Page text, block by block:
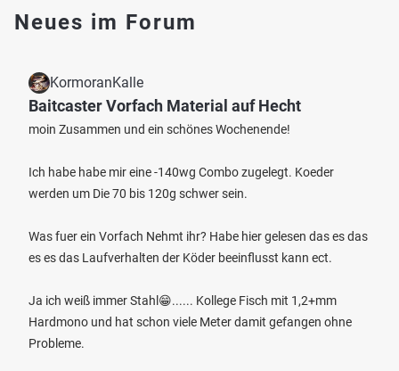
Neues im Forum
KormoranKalle
Baitcaster Vorfach Material auf Hecht
moin Zusammen und ein schönes Wochenende!
Ich habe habe mir eine -140wg Combo zugelegt. Koeder
werden um Die 70 bis 120g schwer sein.
Was fuer ein Vorfach Nehmt ihr? Habe hier gelesen das es das
es es das Laufverhalten der Köder beeinflusst kann ect.
Ja ich weiß immer Stahl😁...... Kollege Fisch mit 1,2+mm
Hardmono und hat schon viele Meter damit gefangen ohne
Probleme.